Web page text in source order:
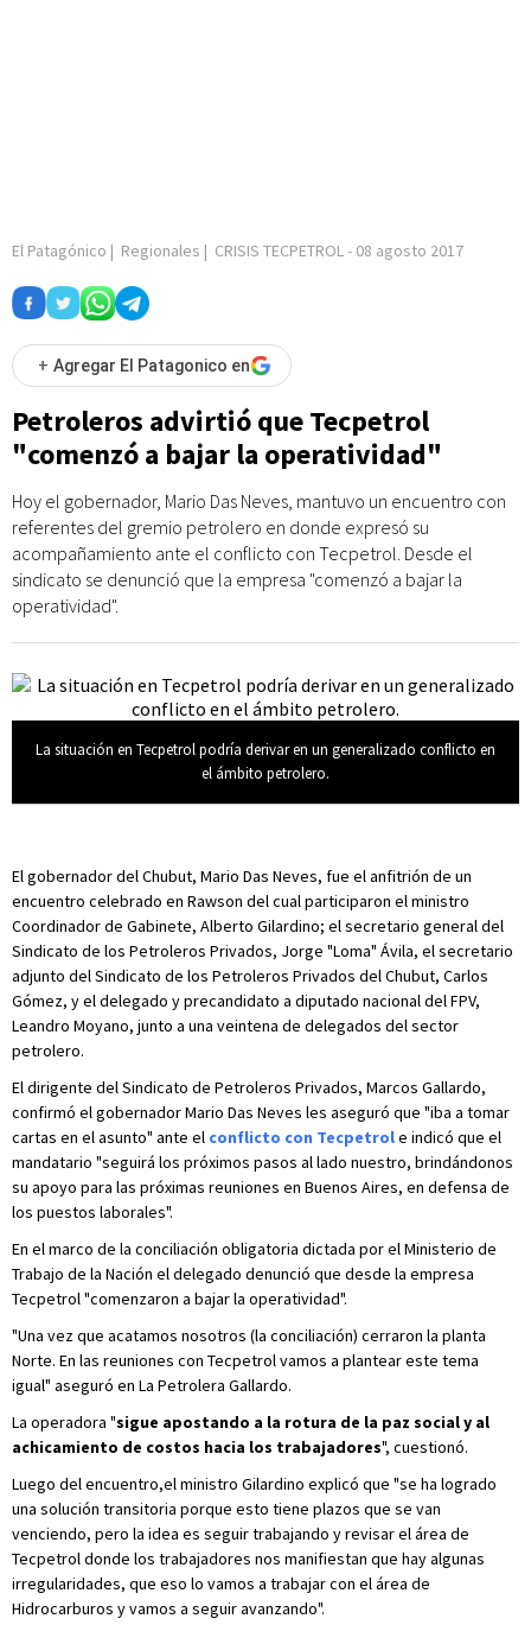
El Patagónico | Regionales | CRISIS TECPETROL- 08 agosto 2017
+ Agregar El Patagonico en
Petroleros advirtió que Tecpetrol
"comenzó a bajar la operatividad"
Hoy el gobernador, Mario Das Neves, mantuvo un encuentro con
referentes del gremio petrolero en donde expresó su
acompañamiento ante el conflicto con Tecpetrol. Desde el
sindicato se denunció que la empresa "comenzó a bajar la
operatividad".
La situación en Tecpetrol podría derivar en un generalizado conflicto en
el ámbito petrolero.
El gobernador del Chubut, Mario Das Neves, fue el anfitrión de un
encuentro celebrado en Rawson del cual participaron el ministro
Coordinador de Gabinete, Alberto Gilardino; el secretario general del
Sindicato de los Petroleros Privados, Jorge "Loma" Ávila, el secretario
adjunto del Sindicato de los Petroleros Privados del Chubut, Carlos
Gómez, y el delegado y precandidato a diputado nacional del FPV,
Leandro Moyano, junto a una veintena de delegados del sector
petrolero.
El dirigente del Sindicato de Petroleros Privados, Marcos Gallardo,
confirmó el gobernador Mario Das Neves les aseguró que "iba a tomar
cartas en el asunto" ante el conflicto con Tecpetrole indicó que el
mandatario "seguirá los próximos pasos al lado nuestro, brindándonos
su apoyo para las próximas reuniones en Buenos Aires, en defensa de
los puestos laborales".
En el marco de la conciliación obligatoria dictada por el Ministerio de
Trabajo de la Nación el delegado denunció que desde la empresa
Tecpetrol "comenzaron a bajar la operatividad".
"Una vez que acatamos nosotros (la conciliación) cerraron la planta
Norte. En las reuniones con Tecpetrol vamos a plantear este tema
igual" aseguró en La Petrolera Gallardo.
La operadora "sigue apostando a la rotura de la paz social y al
achicamiento de costos hacia los trabajadores", cuestionó.
Luego del encuentro,el ministro Gilardino explicó que "se ha logrado
una solución transitoria porque esto tiene plazos que se van
venciendo, pero la idea es seguir trabajando y revisar el área de
Tecpetrol donde los trabajadores nos manifiestan que hay algunas
irregularidades, que eso lo vamos a trabajar con el área de
Hidrocarburos y vamos a seguir avanzando".